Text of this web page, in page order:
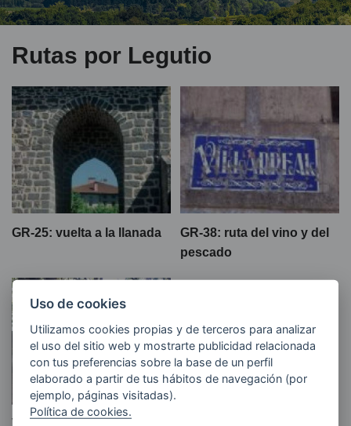
Rutas por Legutio
GR-25: vuelta a la llanada
GR-38: ruta del vino y del
pescado
Uso de cookies
Utilizamos cookies propias y de terceros para analizar
el uso del sitio web y mostrarte publicidad relacionada
con tus preferencias sobre la base de un perfil
elaborado a partir de tus hábitos de navegación (por
ejemplo, páginas visitadas).
Política de cookies.